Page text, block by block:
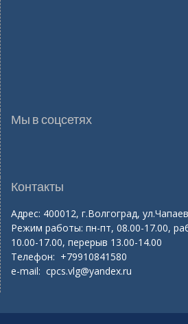
Мы в соцсетях
Контакты
Адрес: 400012, г.Волгоград,
Режим работы: пн-пт, 08.00-17.00,
10.00-17.00, перерыв 13.00-14.00
Телефон: +79910841580
e-mail: cpcs.vlg@yandex.ru